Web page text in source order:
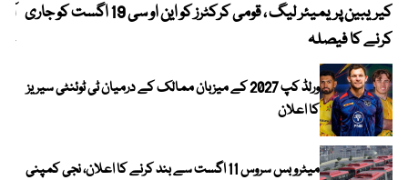
کیریبین پریمیئر لیگ ، قومی کرکٹرز کو این او سی 19 اگست کو جاری
کرنے کا فیصلہ
ورلڈ کپ 2027 کے میزبان ممالک کے درمیان ٹی ٹوئنٹی سیریز
کا اعلان
میٹرو بس سروس 11 اگست سے بند کرنے کا اعلان، نجی کمپنی